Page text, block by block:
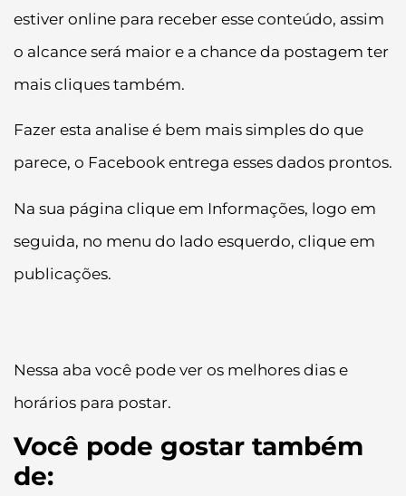
estiver online para receber esse conteúdo, assim
o alcance será maior e a chance da postagem ter
mais cliques também.
Fazer esta analise é bem mais simples do que
parece, o Facebook entrega esses dados prontos.
Na sua página clique em Informações, logo em
seguida, no menu do lado esquerdo, clique em
publicações.
Nessa aba você pode ver os melhores dias e
horários para postar.
Você pode gostar também
de: